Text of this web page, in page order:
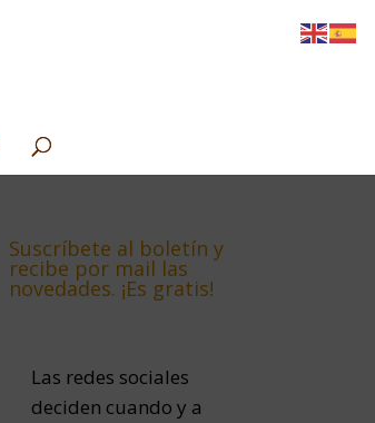
Suscríbete al boletín y
recibe por mail las
novedades. ¡Es gratis!
Las redes sociales
deciden cuando y a